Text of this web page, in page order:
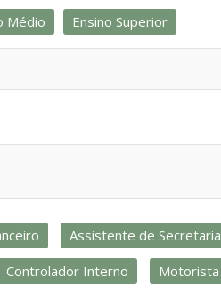
Médio Ensino Superior
Assistente de Secretaria
Controlador Interno Motorista